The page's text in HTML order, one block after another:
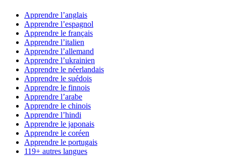
Apprendre l’anglais
Apprendre l’espagnol
Apprendre le français
Apprendre l’italien
Apprendre l’allemand
Apprendre l’ukrainien
Apprendre le néerlandais
Apprendre le suédois
Apprendre le finnois
Apprendre l’arabe
Apprendre le chinois
Apprendre l’hindi
Apprendre le japonais
Apprendre le coréen
Apprendre le portugais
119+ autres langues